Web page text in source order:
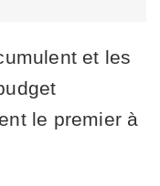
et les
le premier à